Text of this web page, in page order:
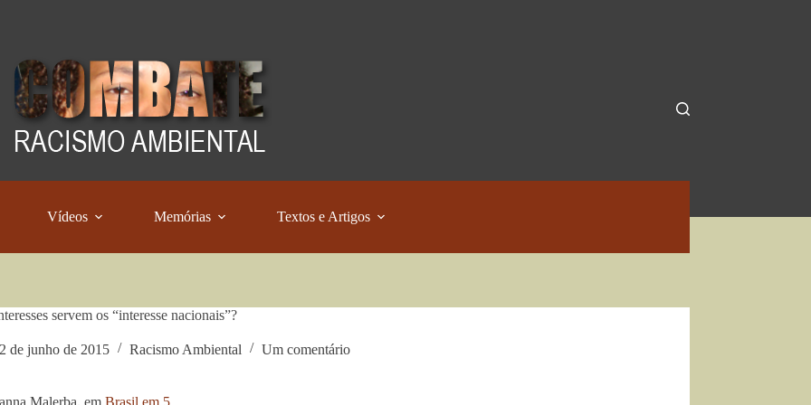
Vídeos Memórias Textos e Artigos
servem os “interesse nacionais”?
de junho de 2015 Racismo Ambiental Um comentário
Malerba, emBrasil em 5